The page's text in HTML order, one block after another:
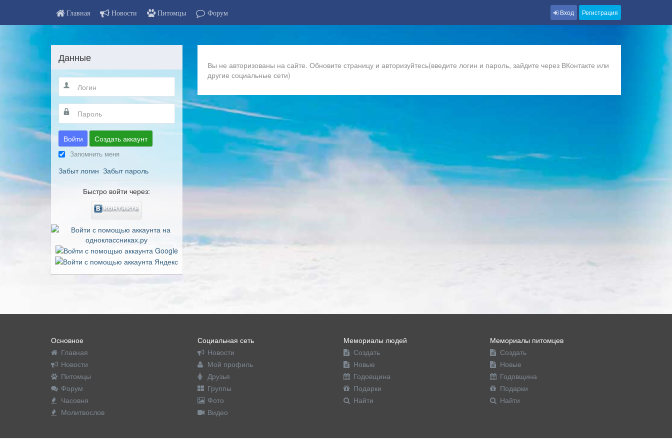
Главная Новости Питомцы Форум Вход Регистрация
Вы не авторизованы на сайте. Обновите страницу и авторизуйтесь(введите логин и пароль, зайдите через ВКонтакте или
другие социальные сети)
Данные
Войти Создать аккаунт
Запомнить меня
Забыт логин Забыт пароль
Быстро войти через:
Основное
Главная
Новости
Питомцы
Форум
Часовня
Молитвослов
Социальная сеть
Новости
Мой профиль
Друзья
Группы
Фото
Видео
Мемориалы людей
Создать
Новые
Годовщина
Подарки
Найти
Мемориалы питомцев
Создать
Новые
Годовщина
Подарки
Найти